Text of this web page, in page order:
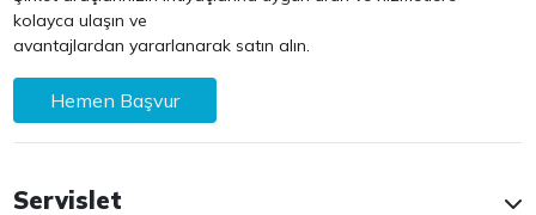
kolayca ulaşın ve
avantajlardan yararlanarak satın alın.
Hemen Başvur
Servislet